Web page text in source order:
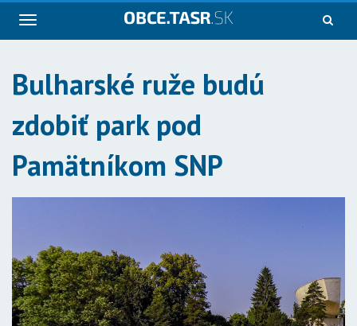
Navigácia
Bulharské ruže budú
zdobiť park pod
Pamätníkom SNP